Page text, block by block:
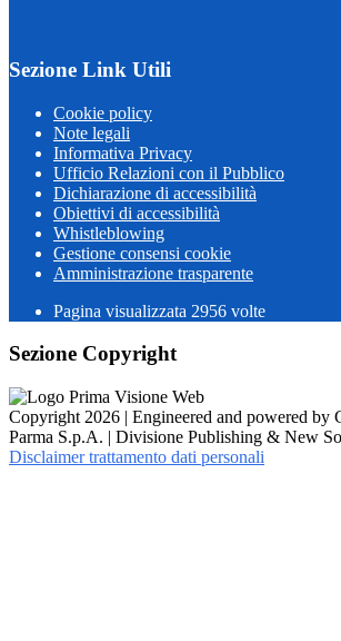
Sezione Link Utili
Cookie policy
Note legali
Informativa Privacy
Ufficio Relazioni con il Pubblico
Dichiarazione di accessibilità
Obiettivi di accessibilità
Whistleblowing
Gestione consensi cookie
Amministrazione trasparente
Pagina visualizzata 2956 volte
Sezione Copyright
Copyright 2026 | Engineered and powered by
Parma S.p.A. | Divisione Publishing & New
Disclaimer trattamento dati personali